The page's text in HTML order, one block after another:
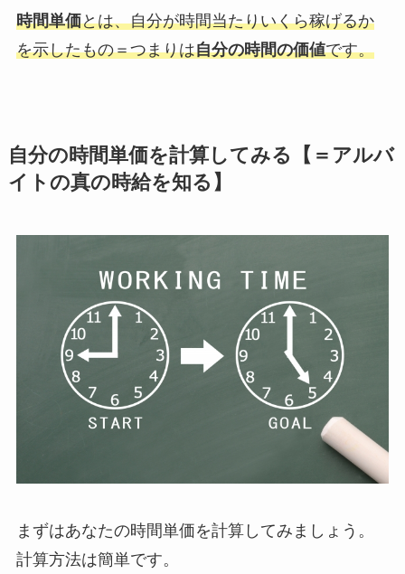
時間単価とは、自分が時間当たりいくら稼げるか
を示したもの＝つまりは自分の時間の価値です。
自分の時間単価を計算してみる【＝アルバ
イトの真の時給を知る】
まずはあなたの時間単価を計算してみましょう。
計算方法は簡単です。